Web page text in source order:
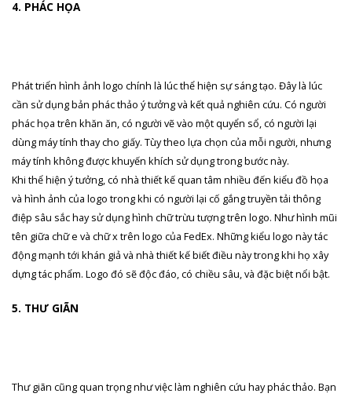
4. PHÁC HỌA
Phát triển hình ảnh logo chính là lúc thể hiện sự sáng tạo. Đây là lúc
cần sử dụng bản phác thảo ý tưởng và kết quả nghiên cứu. Có người
phác họa trên khăn ăn, có người vẽ vào một quyển sổ, có người lại
dùng máy tính thay cho giấy. Tùy theo lựa chọn của mỗi người, nhưng
máy tính không được khuyến khích sử dụng trong bước này.
Khi thể hiện ý tưởng, có nhà thiết kế quan tâm nhiều đến kiểu đồ họa
và hình ảnh của logo trong khi có người lại cố gắng truyền tải thông
điệp sâu sắc hay sử dụng hình chữ trừu tượng trên logo. Như hình mũi
tên giữa chữ e và chữ x trên logo của FedEx. Những kiểu logo này tác
động mạnh tới khán giả và nhà thiết kế biết điều này trong khi họ xây
dựng tác phẩm. Logo đó sẽ độc đáo, có chiều sâu, và đặc biệt nổi bật.
5. THƯ GIÃN
Thư giãn cũng quan trọng như việc làm nghiên cứu hay phác thảo. Bạn